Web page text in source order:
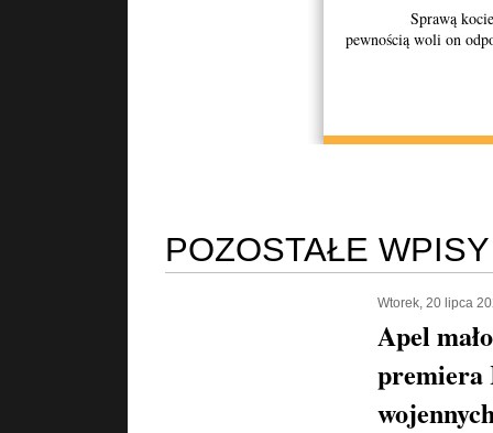
Sprawą kociego
pewnością woli on
POZOSTAŁE WPISY
Wtorek, 20 lipca
Apel
premiera